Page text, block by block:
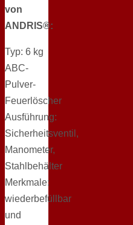
von
ANDRIS®:
Typ: 6 kg
ABC-
Pulver-
Feuerlöscher
Ausführung:
Sicherheitsventil,
Manometer,
Stahlbehälter
Merkmale:
wiederbefüllbar
und